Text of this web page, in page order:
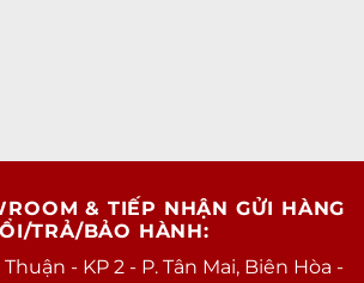
& TIẾP NHẬN GỬI HÀNG
TRẢ/BẢO HÀNH:
- KP 2 - P. Tân Mai, Biên Hòa -